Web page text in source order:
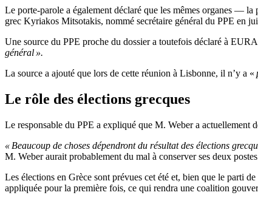
Le porte-parole a également déclaré que les mêmes organes —
grec Kyriakos Mitsotakis, nommé secrétaire général du PPE en
Une source du PPE proche du dossier a toutefois déclaré à
général ».
La source a ajouté que lors de cette réunion à Lisbonne, il n’y a «
Le rôle des élections grecques
Le responsable du PPE a expliqué que M. Weber a
« Beaucoup de choses dépendront du résultat des élections
M. Weber aurait probablement du mal à conserver ses deux
Les élections en Grèce sont prévues cet été et, bien que le parti
appliquée pour la première fois, ce qui rendra une coalition